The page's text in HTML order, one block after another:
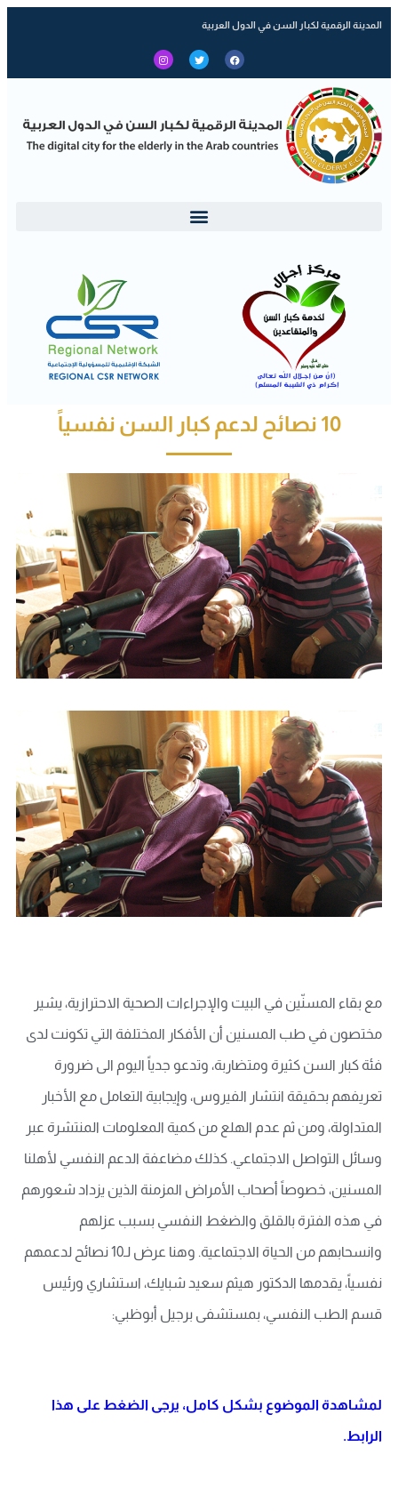
المدينة الرقمية لكبار السن في الدول العربية
10 نصائح لدعم كبار السن نفسياً
مع بقاء المسنّين في البيت والإجراءات الصحية الاحترازية، يشير
مختصون في طب المسنين أن الأفكار المختلفة التي تكونت لدى
فئة كبار السن كثيرة ومتضاربة، وتدعو جدياً اليوم الى ضرورة
تعريفهم بحقيقة انتشار الفيروس، وإيجابية التعامل مع الأخبار
المتداولة، ومن ثم عدم الهلع من كمية المعلومات المنتشرة عبر
وسائل التواصل الاجتماعي. كذلك مضاعفة الدعم النفسي لأهلنا
المسنين، خصوصاً أصحاب الأمراض المزمنة الذين يزداد شعورهم
في هذه الفترة بالقلق والضغط النفسي بسبب عزلهم
وانسحابهم من الحياة الاجتماعية. وهنا عرض لـ10 نصائح لدعمهم
نفسياً، يقدمها الدكتور هيثم سعيد شبايك، استشاري ورئيس
قسم الطب النفسي، بمستشفى برجيل أبوظبي:
لمشاهدة الموضوع بشكل كامل، يرجى الضغط على هذا
الرابط.